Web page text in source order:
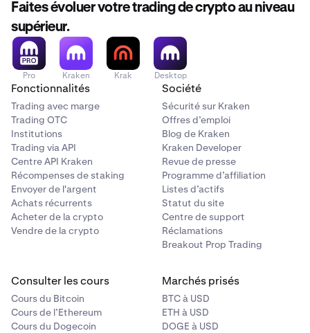
Faites évoluer votre trading de crypto au niveau
supérieur.
Pro Kraken Krak Desktop
Fonctionnalités
Trading avec marge
Trading OTC
Institutions
Trading via API
Centre API Kraken
Récompenses de staking
Envoyer de l'argent
Achats récurrents
Acheter de la crypto
Vendre de la crypto
Société
Sécurité sur Kraken
Offres d’emploi
Blog de Kraken
Kraken Developer
Revue de presse
Programme d’affiliation
Listes d’actifs
Statut du site
Centre de support
Réclamations
Breakout Prop Trading
Consulter les cours
Cours du Bitcoin
Cours de l’Ethereum
Cours du Dogecoin
Marchés prisés
BTC à USD
ETH à USD
DOGE à USD